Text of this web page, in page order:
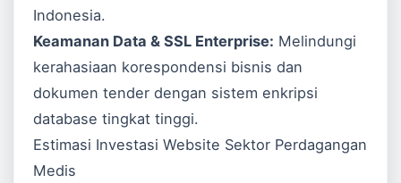
Indonesia.
Keamanan Data & SSL Enterprise: Melindungi
kerahasiaan korespondensi bisnis dan
dokumen tender dengan sistem enkripsi
database tingkat tinggi.
Estimasi Investasi Website Sektor Perdagangan
Medis